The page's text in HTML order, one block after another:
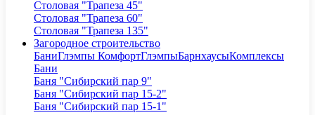
Столовая "Трапеза 45"
Столовая "Трапеза 60"
Столовая "Трапеза 135"
Загородное строительство
БаниГлэмпы КомфортГлэмпыБарнхаусыКомплексы
Бани
Баня "Сибирский пар 9"
Баня "Сибирский пар 15-2"
Баня "Сибирский пар 15-1"